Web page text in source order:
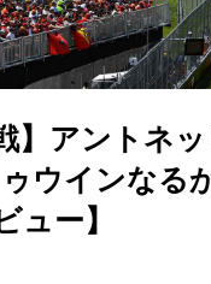
】アントネ
ウインなる
ュー】